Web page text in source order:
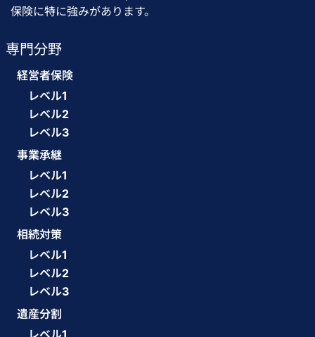
保険に特に強みがあります。
専門分野
経営者保険
レベル1
レベル2
レベル3
事業承継
レベル1
レベル2
レベル3
相続対策
レベル1
レベル2
レベル3
遺産分割
レベル1